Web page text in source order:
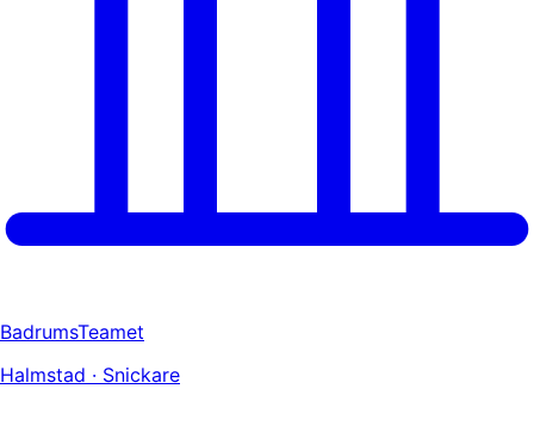
BadrumsTeamet
Halmstad · Snickare